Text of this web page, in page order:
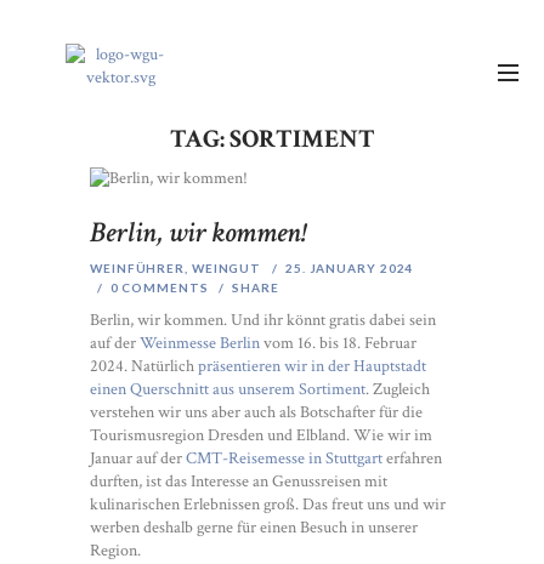
TAG: SORTIMENT
Berlin, wir kommen!
WEINFÜHRER WEINGUT
25. JANUARY 2024
0 COMMENTS SHARE
Berlin, wir kommen. Und ihr könnt gratis dabei sein
auf derWeinmesse Berlinvom 16. bis 18. Februar
2024. Natürlichpräsentieren wir in der Hauptstadt
einen Querschnitt aus unserem Sortiment. Zugleich
verstehen wir uns aber auch als Botschafter für die
Tourismusregion Dresden und Elbland. Wie wir im
Januar auf derCMT-Reisemesse in Stuttgarterfahren
durften, ist das Interesse an Genussreisen mit
kulinarischen Erlebnissen groß. Das freut uns und wir
werben deshalb gerne für einen Besuch in unserer
Region.